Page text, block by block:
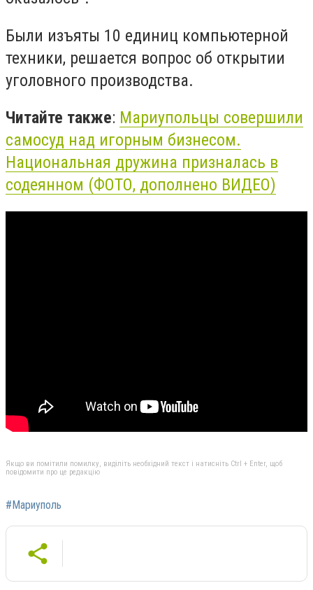
Были изъяты 10 единиц компьютерной
техники, решается вопрос об открытии
уголовного производства.
Читайте также: Мариупольцы совершили
самосуд над игорным бизнесом.
Национальная дружина призналась в
содеянном (ФОТО, дополнено ВИДЕО)
Якщо ви помітили помилку, виділіть необхідний текст і натисніть Ctrl + Enter, щоб
повідомити про це редакцію
#Мариуполь